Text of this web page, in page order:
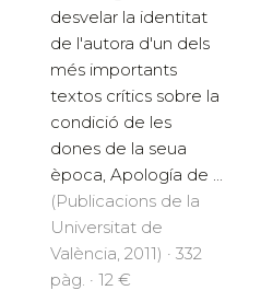
desvelar la identitat
de l'autora d'un dels
més importants
textos crítics sobre la
condició de les
dones de la seua
època, Apología de ...
(Publicacions de la
Universitat de
València, 2011) · 332
pàg. · 12 €